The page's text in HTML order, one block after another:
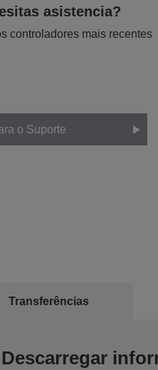
asistencia?
controladores mais recentes
o Suporte
Transferências
Descarregar